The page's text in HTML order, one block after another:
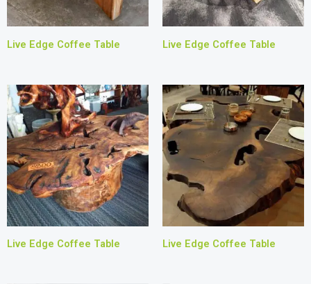
Live Edge Coffee Table Live Edge Coffee Table
Live Edge Coffee Table Live Edge Coffee Table